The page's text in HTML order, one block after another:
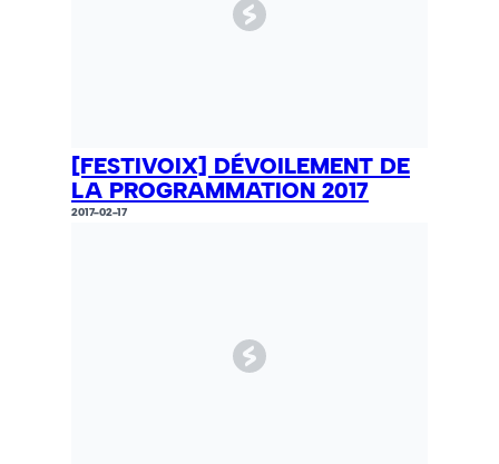
[FESTIVOIX] DÉVOILEMENT DE
LA PROGRAMMATION 2017
2017-02-17